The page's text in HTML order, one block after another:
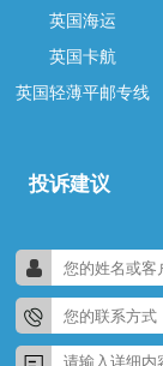
英国海运
英国卡航
英国轻薄平邮专线
投诉建议